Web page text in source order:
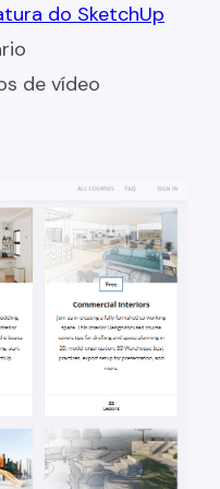
do SketchUp
de vídeo